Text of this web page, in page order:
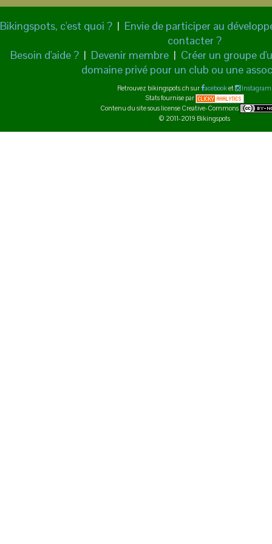
Bikingspots, c'est quoi ? | Envie de participer au
contacter ?
Besoin d'aide ?| Devenir membre| Créer un groupe
domaine privé pour un club ou une
Retrouvez bikingspots.ch sur acebooket
Instagram
Stats fournise par
Contenu du site sous license Creative-Commons
© 2011-2019 Bikingspots